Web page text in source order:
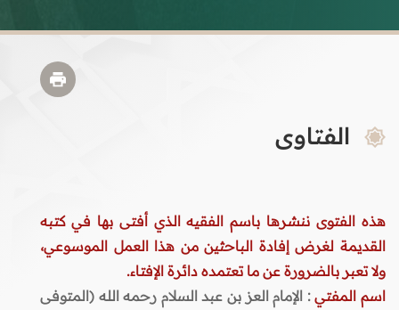
الفتاوى
هذه الفتوى ننشرها باسم الفقيه الذي أفتى بها في كتبه
القديمة لغرض إفادة الباحثين من هذا العمل الموسوعي،
ولا تعبر بالضرورة عن ما تعتمده دائرة الإفتاء.
اسم المفتي: الإمام العز بن عبد السلام رحمه الله (المتوفى